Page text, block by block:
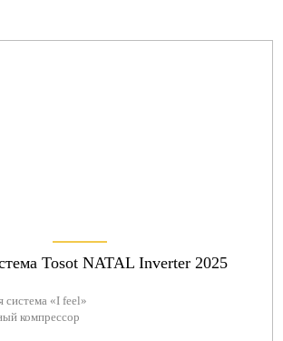
Tosot NATAL Inverter 2025
система «I feel»
компрессор